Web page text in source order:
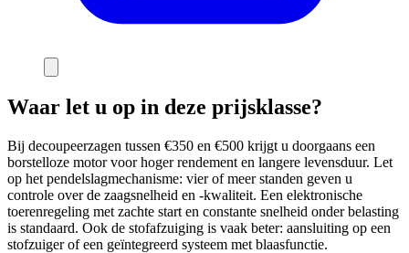
Waar let u op in deze prijsklasse?
Bij decoupeerzagen tussen €350 en €500 krijgt u doorgaans een
borstelloze motor voor hoger rendement en langere levensduur. Let
op het pendelslagmechanisme: vier of meer standen geven u
controle over de zaagsnelheid en -kwaliteit. Een elektronische
toerenregeling met zachte start en constante snelheid onder belasting
is standaard. Ook de stofafzuiging is vaak beter: aansluiting op een
stofzuiger of een geïntegreerd systeem met blaasfunctie.